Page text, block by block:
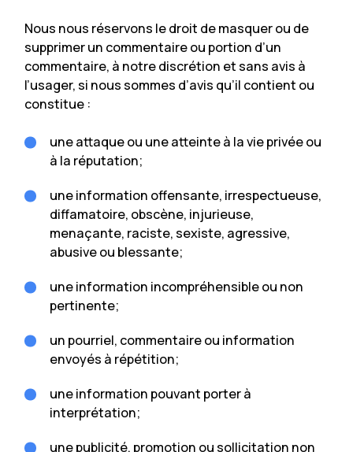
Nous nous réservons le droit de masquer ou de
supprimer un commentaire ou portion d’un
commentaire, à notre discrétion et sans avis à
l’usager, si nous sommes d’avis qu’il contient ou
constitue :
une attaque ou une atteinte à la vie privée ou
à la réputation;
une information offensante, irrespectueuse,
diffamatoire, obscène, injurieuse,
menaçante, raciste, sexiste, agressive,
abusive ou blessante;
une information incompréhensible ou non
pertinente;
un pourriel, commentaire ou information
envoyés à répétition;
une information pouvant porter à
interprétation;
une publicité, promotion ou sollicitation non